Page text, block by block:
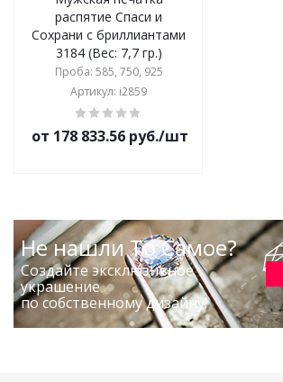
распятие Спаси и
Сохрани с бриллиантами
3184 (Вес: 7,7 гр.)
Проба: 585, 750, 925
Артикул: i2859
от 178 833.56 руб./шт
Не нашли То Самое?
Создайте эксклюзивное
украшение
по собственному дизайну!